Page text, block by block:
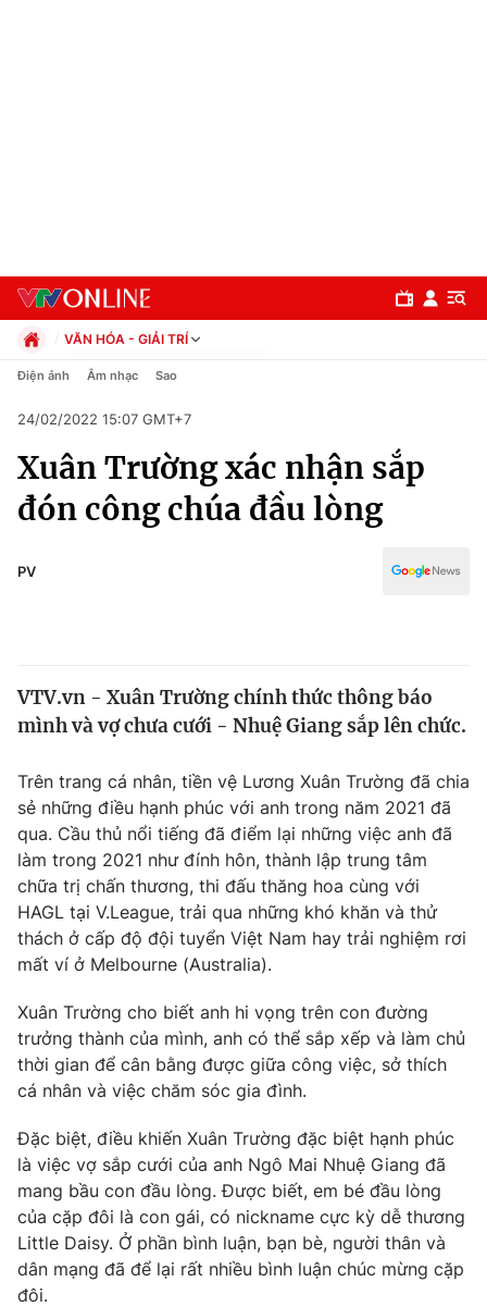
Chuyên mục
Chính trị
Tin tức
Thế giới đó đây
Câu chuyện quốc tế
Kinh tế
Tài chính
Thị trường
Góc doanh nghiệp
Dữ liệu và đời sống
Truyền hình
Hậu trường
Nhân vật
Giải sao mai
Giải trí
Điện ảnh
Âm nhạc
Sao
Đời sống
Làm đẹp
Chất lượng cuộc sống
Giáo dục
Tuyển sinh
Học trực tuyến
Công nghệ
Hitech Công nghệ tương lai
Sản phẩm
Giao lưu trực tuyến
VĂN HÓA - GIẢI TRÍ
Chính trị
Pháp luật
Kinh tế
Thể thao
Truyền hình
Điện ảnh Âm nhạc Sao
24/02/2022 15:07 GMT+7
Xuân Trường xác nhận sắp
đón công chúa đầu lòng
PV
VTV.vn - Xuân Trường chính thức thông báo
mình và vợ chưa cưới - Nhuệ Giang sắp lên chức.
Trên trang cá nhân, tiền vệ Lương Xuân Trường đã chia
sẻ những điều hạnh phúc với anh trong năm 2021 đã
qua. Cầu thủ nổi tiếng đã điểm lại những việc anh đã
làm trong 2021 như đính hôn, thành lập trung tâm
chữa trị chấn thương, thi đấu thăng hoa cùng với
HAGL tại V.League, trải qua những khó khăn và thử
thách ở cấp độ đội tuyển Việt Nam hay trải nghiệm rơi
mất ví ở Melbourne (Australia).
Xuân Trường cho biết anh hi vọng trên con đường
trưởng thành của mình, anh có thể sắp xếp và làm chủ
thời gian để cân bằng được giữa công việc, sở thích
cá nhân và việc chăm sóc gia đình.
Đặc biệt, điều khiến Xuân Trường đặc biệt hạnh phúc
là việc vợ sắp cưới của anh Ngô Mai Nhuệ Giang đã
mang bầu con đầu lòng. Được biết, em bé đầu lòng
của cặp đôi là con gái, có nickname cực kỳ dễ thương
Little Daisy. Ở phần bình luận, bạn bè, người thân và
dân mạng đã để lại rất nhiều bình luận chúc mừng cặp
đôi.